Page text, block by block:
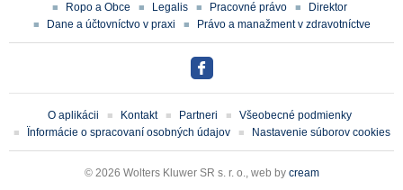
Ropo a Obce
Legalis Pracovné právo
Direktor
Dane a účtovníctvo v praxi
Právo a manažment v zdravotníctve
O aplikácii Kontakt Partneri
Všeobecné podmienky
Ïnformácie o spracovaní osobných údajov
Nastavenie súborov cookies
© 2026 Wolters Kluwer SR s. r. o., web by cream